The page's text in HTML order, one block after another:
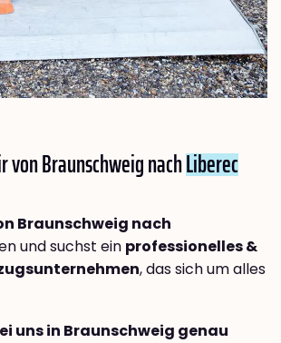
von Braunschweig nachLiberec
Braunschweig nach
und suchst ein professionelles &
, das sich um alles
uns in Braunschweig genau